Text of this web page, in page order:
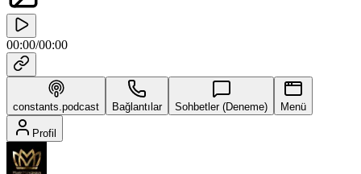
00:00/00:00
constants.podcast Bağlantılar Sohbetler (Deneme) Menü
Profil